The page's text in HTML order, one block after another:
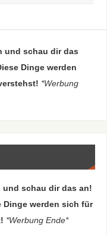
und schau dir das
Dinge werden
*Werbung
und schau dir das an!
Dinge werden sich für
*Werbung Ende*